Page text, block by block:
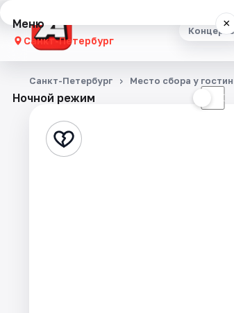
Меню ×
Санкт-Петербург
Концерты
Стендап
Ночной режим ☾
Санкт-Петербург Место сбора у